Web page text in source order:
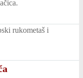
rukometaš i